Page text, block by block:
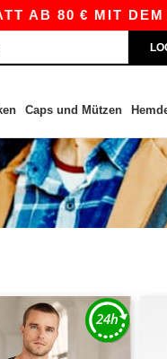
80 € MIT DEM
Caps und Mützen